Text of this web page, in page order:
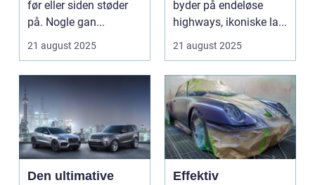
før eller siden støder
på. Nogle gan...
21 august 2025
byder på endeløse
highways, ikoniske la...
21 august 2025
Den ultimative
Effektiv